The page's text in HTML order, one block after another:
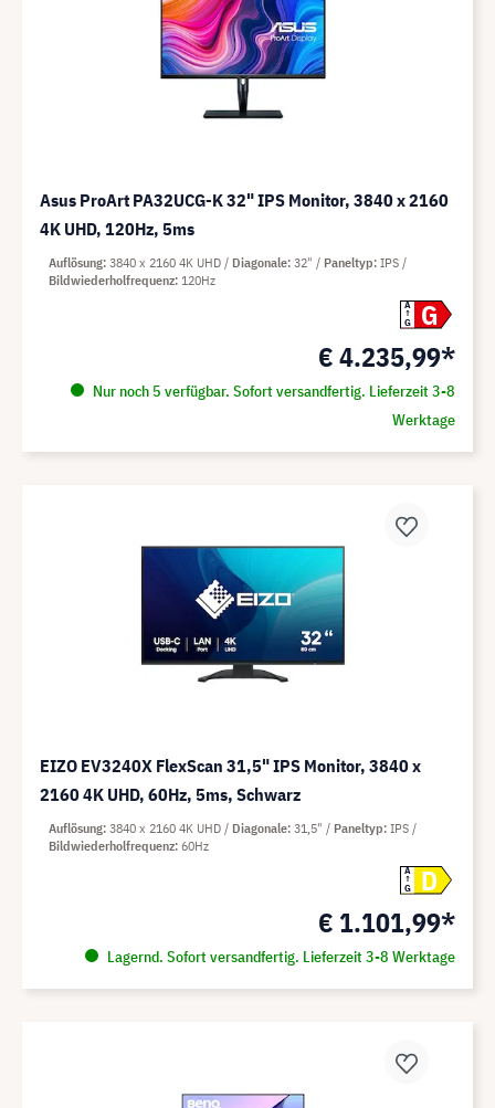
Asus ProArt PA32UCG-K 32" IPS Monitor, 3840 x 2160
4K UHD, 120Hz, 5ms
A
G
G
€ 4.235,99*
Nur noch 5 verfügbar. Sofort versandfertig. Lieferzeit 3-8
Werktage
Auflösung 3840 x 2160 4K UHD Diagonale 32" Paneltyp IPS
Bildwiederholfrequenz 120Hz
EIZO EV3240X FlexScan 31,5" IPS Monitor, 3840 x
2160 4K UHD, 60Hz, 5ms, Schwarz
A
G
D
€ 1.101,99*
Lagernd. Sofort versandfertig. Lieferzeit 3-8 Werktage
Auflösung 3840 x 2160 4K UHD Diagonale 31,5" Paneltyp IPS
Bildwiederholfrequenz 60Hz